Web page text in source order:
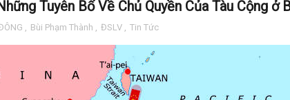
Tuyên Bố Về Chủ Quyền Của Tàu Cộng ở
, Bùi Phạm Thành , ĐSLV , Tin Tức